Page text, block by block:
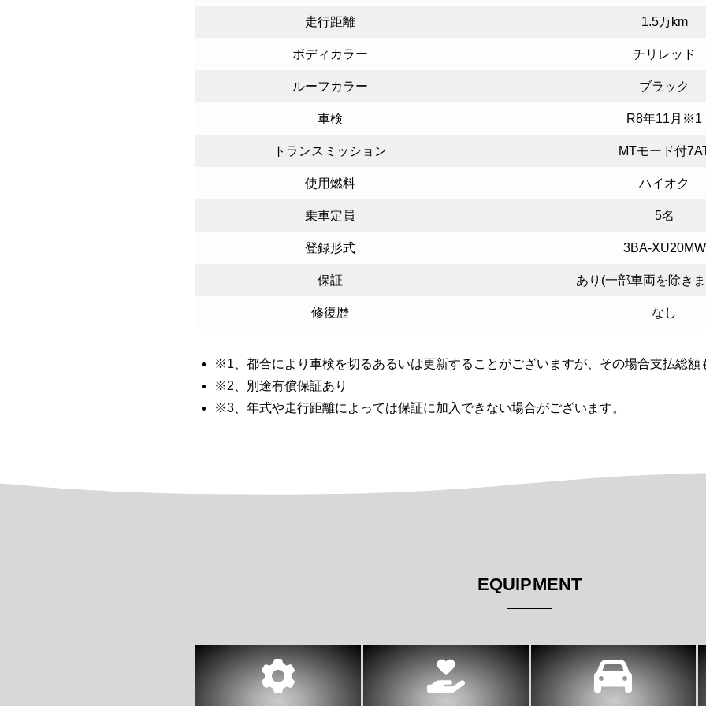
走行距離 1.5万km
ボディカラー チリレッド
ルーフカラー ブラック
車検 R8年11月※1
トランスミッション MTモード付
使用燃料 ハイオク
乗車定員 5名
登録形式 3BA-XU20MW
保証 あり(一部車両を除き
修復歴 なし
※1、都合により車検を切るあるいは更新することがございますが、その場合支払総額
※2、別途有償保証あり
※3、年式や走行距離によっては保証に加入できない場合がございます。
EQUIPMENT